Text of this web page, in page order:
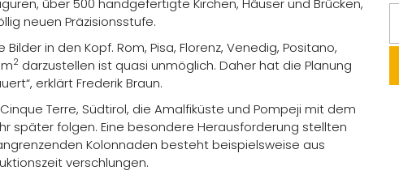
über 500 handgefertigte Kirchen, Häuser und Brücken,
neuen Präzisionsstufe.
in den Kopf. Rom, Pisa, Florenz, Venedig, Positano,
2 darzustellen ist quasi unmöglich. Daher hat die Planung
erklärt Frederik Braun.
Terre, Südtirol, die Amalfiküste und Pompeji mit dem
später folgen. Eine besondere Herausforderung stellten
Kolonnaden besteht beispielsweise aus
verschlungen.